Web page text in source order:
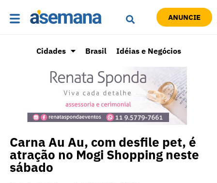
ANUNCIE
Cidades Brasil Idéias e Negócios
Carna Au Au, com desfile pet, é
atração no Mogi Shopping neste
sábado